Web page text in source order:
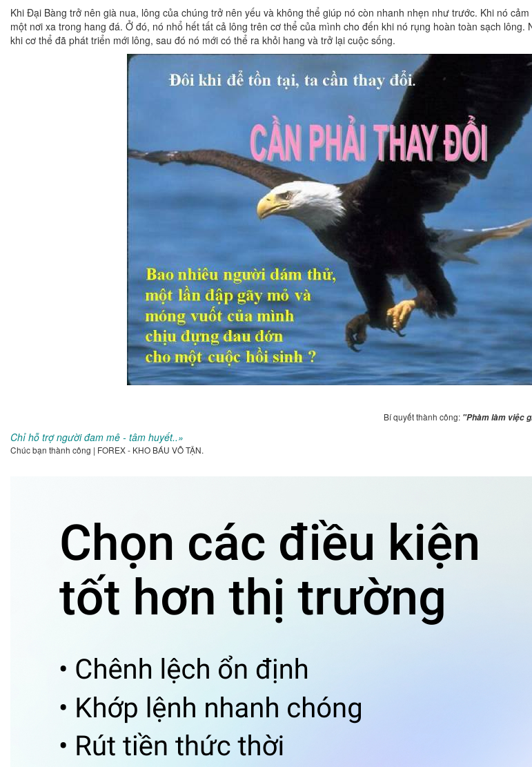
Khi Đại Bàng trở nên già nua, lông của chúng trở nên yếu và không thể giúp nó còn nhanh nhẹn như trước. Khi nó
một nơi xa trong hang đá. Ở đó, nó nhổ hết tất cả lông trên cơ thể của mình cho đến khi nó rụng hoàn toàn sạch lông.
khi cơ thể đã phát triển mới lông, sau đó nó mới có thể ra khỏi hang và trở lại cuộc sống.
Bí quyết thành công: "Phàm làm việc
Chỉ hỗ trợ người đam mê - tâm huyết..»
Chúc bạn thành công | FOREX - KHO BÁU VÔ TẬN.